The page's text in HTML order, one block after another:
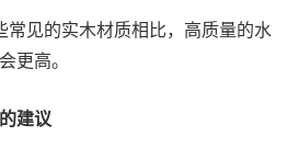
常见的实木材质相比，高质量的水
更高。
建议